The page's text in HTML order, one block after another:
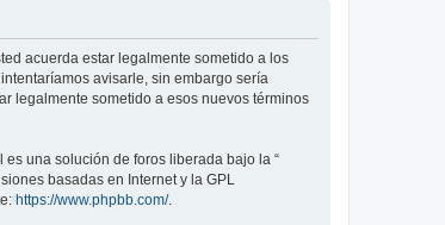
acuerda estar legalmente sometido a los
avisarle, sin embargo sería
legalmente sometido a esos nuevos términos
es una solución de foros liberada bajo la “
basadas en Internet y la GPL
https://www.phpbb.com/.